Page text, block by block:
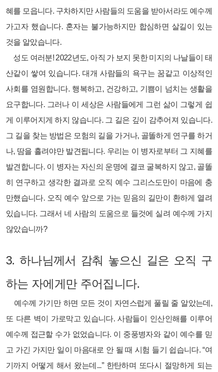
혜를 모읍니다. 구차하지만 사람들의 도움을 받아서라도 예수께
가고자 했습니다. 혼자는 불가능하지만 합심하면 살길이 있는
것을 알았습니다.
성도 여러분! 2022년도, 아직 가 보지 못한 미지의 나날들이 태
산같이 쌓여 있습니다. 대개 사람들의 욕구는 꿈같고 이상적인
사회를 염원합니다. 행복하고, 건강하고, 기쁨이 넘치는 생활을
요구합니다. 그러나 이 세상은 사람들에게 그런 삶이 그렇게 쉽
게 이루어지게 하지 않습니다. 그 길은 깊이 감추어져 있습니다.
그 길을 찾는 방법은 모험의 길을 가거나, 골똘하게 연구를 하거
나, 땀을 흘려야만 발견됩니다. 우리는 이 병자로부터 그 지혜를
발견합니다. 이 병자는 자신의 운명에 결코 굴복하지 않고, 골똘
히 연구하고 생각한 결과로 오직 예수 그리스도만이 마음에 충
만했습니다. 오직 예수 앞으로 가는 믿음의 길만이 환하게 열려
있습니다. 그래서 네 사람의 도움으로 들것에 실려 예수께 가지
않았습니까?
3. 하나님께서 감춰 놓으신 길은 오직 구
하는 자에게만 주어집니다.
예수께 가기만 하면 모든 것이 자연스럽게 풀릴 줄 알았는데,
또 다른 벽이 가로막고 있습니다. 사람들이 인산인해를 이루어
예수께 접근할 수가 없었습니다. 이 중풍병자와 같이 예수를 믿
고 가긴 가지만 일이 마음대로 안 될 때 시험 들기 쉽습니다. “여
기까지 어떻게 해서 왔는데...” 한탄하며 또다시 절망하게 되는